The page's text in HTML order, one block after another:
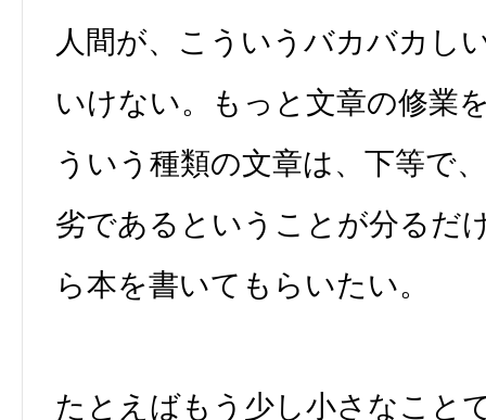
人間が、こういうバカバカし
いけない。もっと文章の修業
ういう種類の文章は、下等で
劣であるということが分るだ
ら本を書いてもらいたい。
たとえばもう少し小さなこと